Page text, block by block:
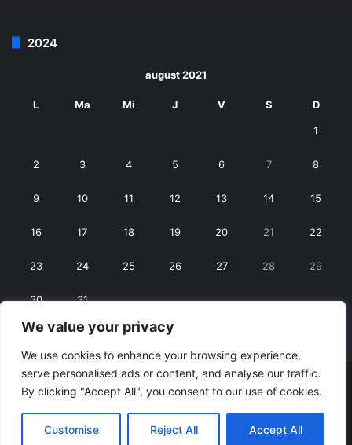
We value your privacy
We use cookies to enhance your browsing experience,
serve personalised ads or content, and analyse our traffic.
By clicking "Accept All", you consent to our use of cookies.
Customise Reject All Accept All
2024
august 2021
L Ma Mi J V S D
1
2 3 4 5 6 7 8
9 10 11 12 13 14 15
16 17 18 19 20 21 22
23 24 25 26 27 28 29
30 31
« iul. sept. »
© Copyright 2026, All Rights Reserved | RexNet
Facebook